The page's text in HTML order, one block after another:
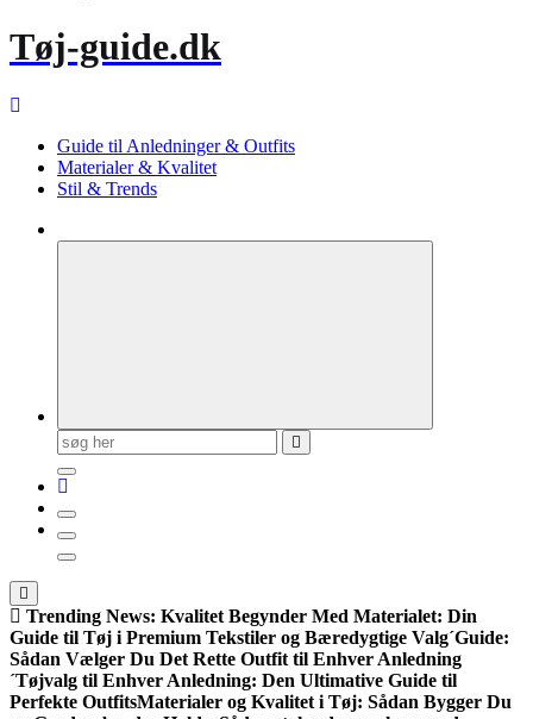
Tøj-guide.dk
Guide til Anledninger & Outfits
Materialer & Kvalitet
Stil & Trends
Søg
efter:
Trending News: Kvalitet Begynder Med Materialet: Din
Guide til Tøj i Premium Tekstiler og Bæredygtige Valg´Guide:
Sådan Vælger Du Det Rette Outfit til Enhver Anledning
´Tøjvalg til Enhver Anledning: Den Ultimative Guide til
Perfekte OutfitsMaterialer og Kvalitet i Tøj: Sådan Bygger Du